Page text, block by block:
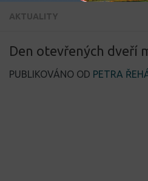
AKTUALITY
Den otevřených dveří
PUBLIKOVÁNO OD PETRA